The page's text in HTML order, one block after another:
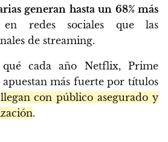
generan hasta un 68% más
redes sociales que las
de streaming.
cada año Netflix, Prime
más fuerte por títulos
llegan con público asegurado y
.